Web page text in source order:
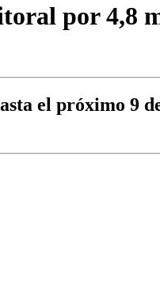
por 4,8
el próximo 9